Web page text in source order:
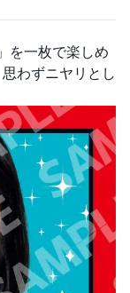
を一枚で楽しめ
わずニヤリとし